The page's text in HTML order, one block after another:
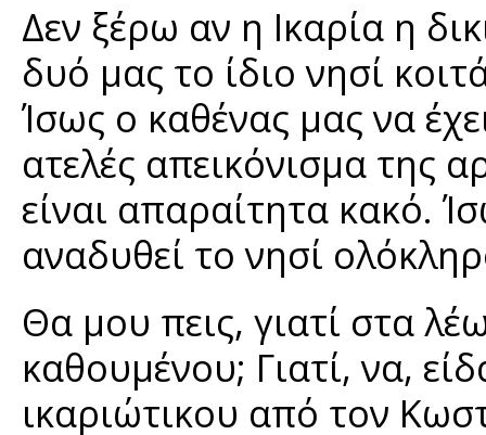
Δεν ξέρω αν η Ικαρία η
δυό μας το ίδιο νησί
Ίσως ο καθένας μας να
ατελές απεικόνισμα της
είναι απαραίτητα κακό.
αναδυθεί το νησί
Θα μου πεις, γιατί στα
καθουμένου; Γιατί, να,
ικαριώτικου από τον